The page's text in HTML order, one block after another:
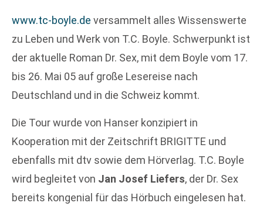
www.tc-boyle.de versammelt alles Wissenswerte
zu Leben und Werk von T.C. Boyle. Schwerpunkt ist
der aktuelle Roman Dr. Sex, mit dem Boyle vom 17.
bis 26. Mai 05 auf große Lesereise nach
Deutschland und in die Schweiz kommt.
Die Tour wurde von Hanser konzipiert in
Kooperation mit der Zeitschrift BRIGITTE und
ebenfalls mit dtv sowie dem Hörverlag. T.C. Boyle
wird begleitet von Jan Josef Liefers, der Dr. Sex
bereits kongenial für das Hörbuch eingelesen hat.